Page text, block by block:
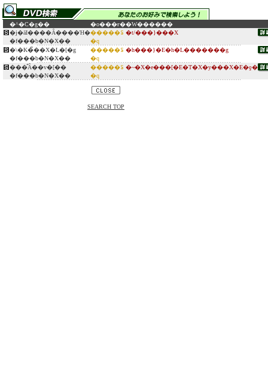
�^�C�g�� �o���ғ��W������
�j�āI����Ȃ����Ή�
�f���b�N�X��
�����ꂢ
�q
�t/���}���X
�\�K�̃��X�L�[�g
�f���b�N�X��
�����ꂢ
�q
�h���}�E�h�L�������g
���̂Ȃ��v�[��
�f���b�N�X��
�����ꂢ
�q
�~�X�e���[�E�T�X�y���X�E�ƍ�
SEARCH TOP